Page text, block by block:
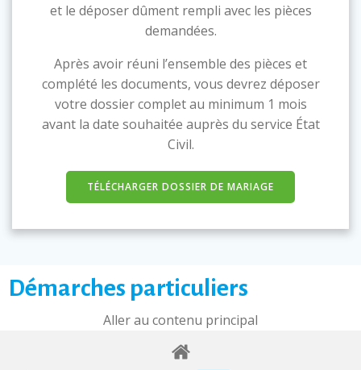
et le déposer dûment rempli avec les pièces
demandées.
Après avoir réuni l’ensemble des pièces et
complété les documents, vous devrez déposer
votre dossier complet au minimum 1 mois
avant la date souhaitée auprès du service État
Civil.
TÉLÉCHARGER DOSSIER DE MARIAGE
Démarches particuliers
Aller au contenu principal